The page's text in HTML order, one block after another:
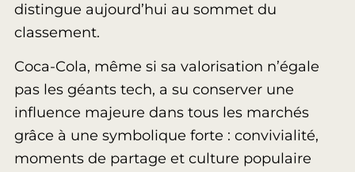
distingue aujourd’hui au sommet du
classement.
Coca-Cola, même si sa valorisation n’égale
pas les géants tech, a su conserver une
influence majeure dans tous les marchés
grâce à une symbolique forte : convivialité,
moments de partage et culture populaire